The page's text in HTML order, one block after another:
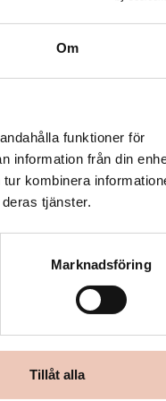
Om
funktioner för
information från din
kombinera
tjänster.
Marknadsföring
Tillåt alla